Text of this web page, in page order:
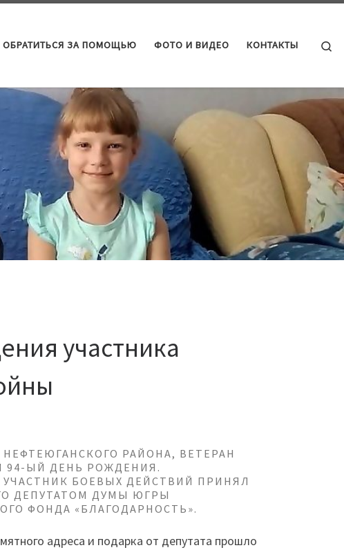
ОБРАТИТЬСЯ ЗА ПОМОЩЬЮ ФОТО И ВИДЕО КОНТАКТЫ
участника
РАЙОНА, ВЕТЕРАН
94-ЫЙ ДЕНЬ РОЖДЕНИЯ.
БОЕВЫХ ДЕЙСТВИЙ ПРИНЯЛ
ДЕПУТАТОМ ДУМЫ ЮГРЫ
ФОНДА «БЛАГОДАРНОСТЬ».
адреса и подарка от депутата прошло